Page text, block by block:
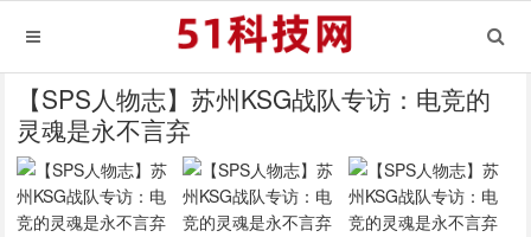
【SPS人物志】苏州KSG战队专访：电竞的
灵魂是永不言弃